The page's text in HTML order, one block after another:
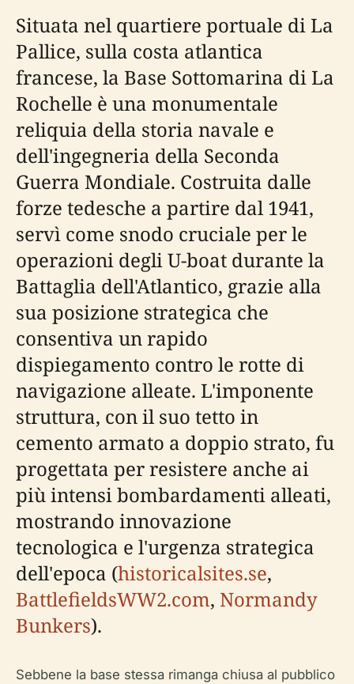
Situata nel quartiere portuale di La
Pallice, sulla costa atlantica
francese, la Base Sottomarina di La
Rochelle è una monumentale
reliquia della storia navale e
dell'ingegneria della Seconda
Guerra Mondiale. Costruita dalle
forze tedesche a partire dal 1941,
servì come snodo cruciale per le
operazioni degli U-boat durante la
Battaglia dell'Atlantico, grazie alla
sua posizione strategica che
consentiva un rapido
dispiegamento contro le rotte di
navigazione alleate. L'imponente
struttura, con il suo tetto in
cemento armato a doppio strato, fu
progettata per resistere anche ai
più intensi bombardamenti alleati,
mostrando innovazione
tecnologica e l'urgenza strategica
dell'epoca (historicalsites.se,
BattlefieldsWW2.com, Normandy
Bunkers).
Sebbene la base stessa rimanga chiusa al pubblico